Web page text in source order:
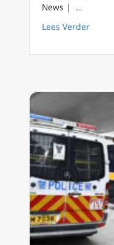
News | …
Lees Verder